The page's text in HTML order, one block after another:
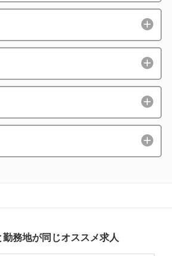
勤務地が同じオススメ求人